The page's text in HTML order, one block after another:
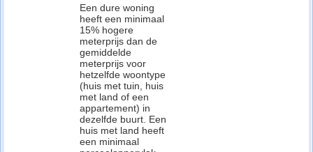
Een dure woning
heeft een minimaal
15% hogere
meterprijs dan de
gemiddelde
meterprijs voor
hetzelfde woontype
(huis met tuin, huis
met land of een
appartement) in
dezelfde buurt. Een
huis met land heeft
een minimaal